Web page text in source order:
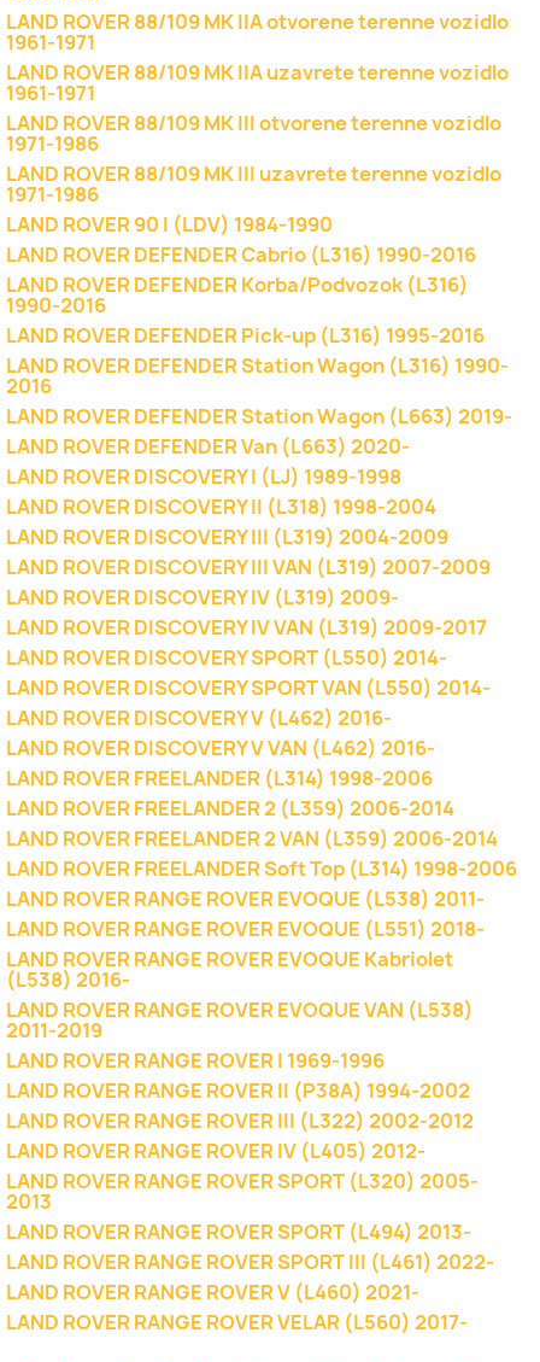
LAND ROVER 88/109 MK IIA otvorene terenne vozidlo
1961-1971
LAND ROVER 88/109 MK IIA uzavrete terenne vozidlo
1961-1971
LAND ROVER 88/109 MK III otvorene terenne vozidlo
1971-1986
LAND ROVER 88/109 MK III uzavrete terenne vozidlo
1971-1986
LAND ROVER 90 I (LDV) 1984-1990
LAND ROVER DEFENDER Cabrio (L316) 1990-2016
LAND ROVER DEFENDER Korba/Podvozok (L316)
1990-2016
LAND ROVER DEFENDER Pick-up (L316) 1995-2016
LAND ROVER DEFENDER Station Wagon (L316) 1990-
2016
LAND ROVER DEFENDER Station Wagon (L663) 2019-
LAND ROVER DEFENDER Van (L663) 2020-
LAND ROVER DISCOVERY I (LJ) 1989-1998
LAND ROVER DISCOVERY II (L318) 1998-2004
LAND ROVER DISCOVERY III (L319) 2004-2009
LAND ROVER DISCOVERY III VAN (L319) 2007-2009
LAND ROVER DISCOVERY IV (L319) 2009-
LAND ROVER DISCOVERY IV VAN (L319) 2009-2017
LAND ROVER DISCOVERY SPORT (L550) 2014-
LAND ROVER DISCOVERY SPORT VAN (L550) 2014-
LAND ROVER DISCOVERY V (L462) 2016-
LAND ROVER DISCOVERY V VAN (L462) 2016-
LAND ROVER FREELANDER (L314) 1998-2006
LAND ROVER FREELANDER 2 (L359) 2006-2014
LAND ROVER FREELANDER 2 VAN (L359) 2006-2014
LAND ROVER FREELANDER Soft Top (L314) 1998-2006
LAND ROVER RANGE ROVER EVOQUE (L538) 2011-
LAND ROVER RANGE ROVER EVOQUE (L551) 2018-
LAND ROVER RANGE ROVER EVOQUE Kabriolet
(L538) 2016-
LAND ROVER RANGE ROVER EVOQUE VAN (L538)
2011-2019
LAND ROVER RANGE ROVER I 1969-1996
LAND ROVER RANGE ROVER II (P38A) 1994-2002
LAND ROVER RANGE ROVER III (L322) 2002-2012
LAND ROVER RANGE ROVER IV (L405) 2012-
LAND ROVER RANGE ROVER SPORT (L320) 2005-
2013
LAND ROVER RANGE ROVER SPORT (L494) 2013-
LAND ROVER RANGE ROVER SPORT III (L461) 2022-
LAND ROVER RANGE ROVER V (L460) 2021-
LAND ROVER RANGE ROVER VELAR (L560) 2017-